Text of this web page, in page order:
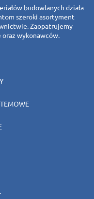
budowlanych działa
szeroki asortyment
Zaopatrujemy
wykonawców.